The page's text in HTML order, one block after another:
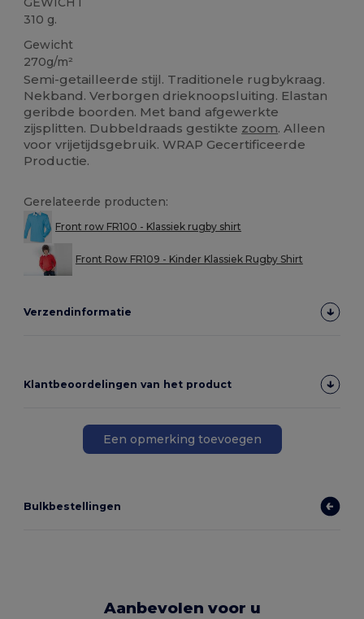
310 g.
Gewicht
270g/m²
Semi-getailleerde stijl. Traditionele rugbykraag.
Nekband. Verborgen drieknoopsluiting. Elastan ​​
geribde boorden. Met band afgewerkte
zijsplitten. Dubbeldraads gestikte zoom. Alleen
voor vrijetijdsgebruik. WRAP Gecertificeerde
Productie.
Gerelateerde producten:
Front row FR100 - Klassiek rugby shirt
Front Row FR109 - Kinder Klassiek Rugby Shirt
Verzendinformatie
Klantbeoordelingen van het product
Een opmerking toevoegen
Bulkbestellingen
Aanbevolen voor u